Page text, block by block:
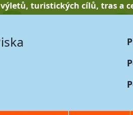
výletů, turistických cílů, tras a